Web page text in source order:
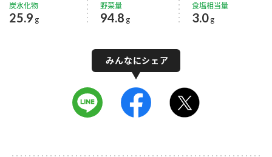
炭水化物
25.9 g
野菜量
94.8 g
食塩相当量
3.0 g